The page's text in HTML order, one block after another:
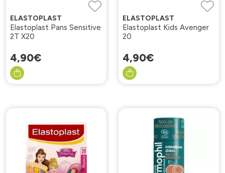
ELASTOPLAST
Elastoplast Pans Sensitive
2T X20
4,90€
ELASTOPLAST
Elastoplast Kids Avenger
20
4,90€